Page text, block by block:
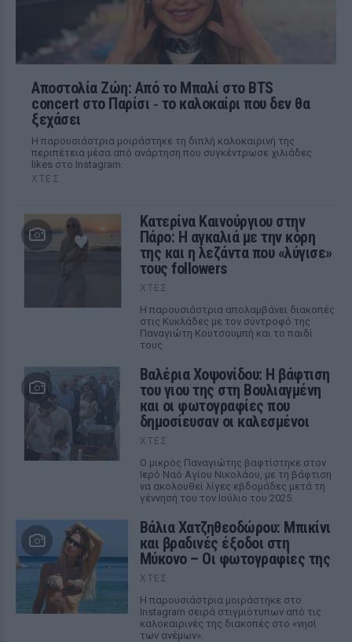
Αποστολία Ζώη: Από το Μπαλί στο BTS
concert στο Παρίσι ‑ το καλοκαίρι που δεν θα
ξεχάσει
Η παρουσιάστρια μοιράστηκε τη διπλή καλοκαιρινή της
περιπέτεια μέσα από ανάρτηση που συγκέντρωσε χιλιάδες
likes στο Instagram.
ΧΤΕΣ
Κατερίνα Καινούργιου στην
Πάρο: Η αγκαλιά με την κόρη
της και η λεζάντα που «λύγισε»
τους followers
ΧΤΕΣ
Η παρουσιάστρια απολαμβάνει διακοπές
στις Κυκλάδες με τον σύντροφό της
Παναγιώτη Κουτσουμπή και το παιδί
τους
Βαλέρια Χοψονίδου: Η βάφτιση
του γιου της στη Βουλιαγμένη
και οι φωτογραφίες που
δημοσίευσαν οι καλεσμένοι
ΧΤΕΣ
Ο μικρός Παναγιώτης βαφτίστηκε στον
Ιερό Ναό Αγίου Νικολάου, με τη βάφτιση
να ακολουθεί λίγες εβδομάδες μετά τη
γέννησή του τον Ιούλιο του 2025.
Βάλια Χατζηθεοδώρου: Μπικίνι
και βραδινές έξοδοι στη
Μύκονο – Οι φωτογραφίες της
ΧΤΕΣ
Η παρουσιάστρια μοιράστηκε στο
Instagram σειρά στιγμιότυπων από τις
καλοκαιρινές της διακοπές στο «νησί
των ανέμων».